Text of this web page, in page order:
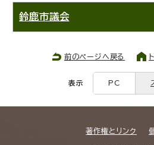
鈴鹿市議会
前のページへ戻る
表示 PC
著作権とリンク